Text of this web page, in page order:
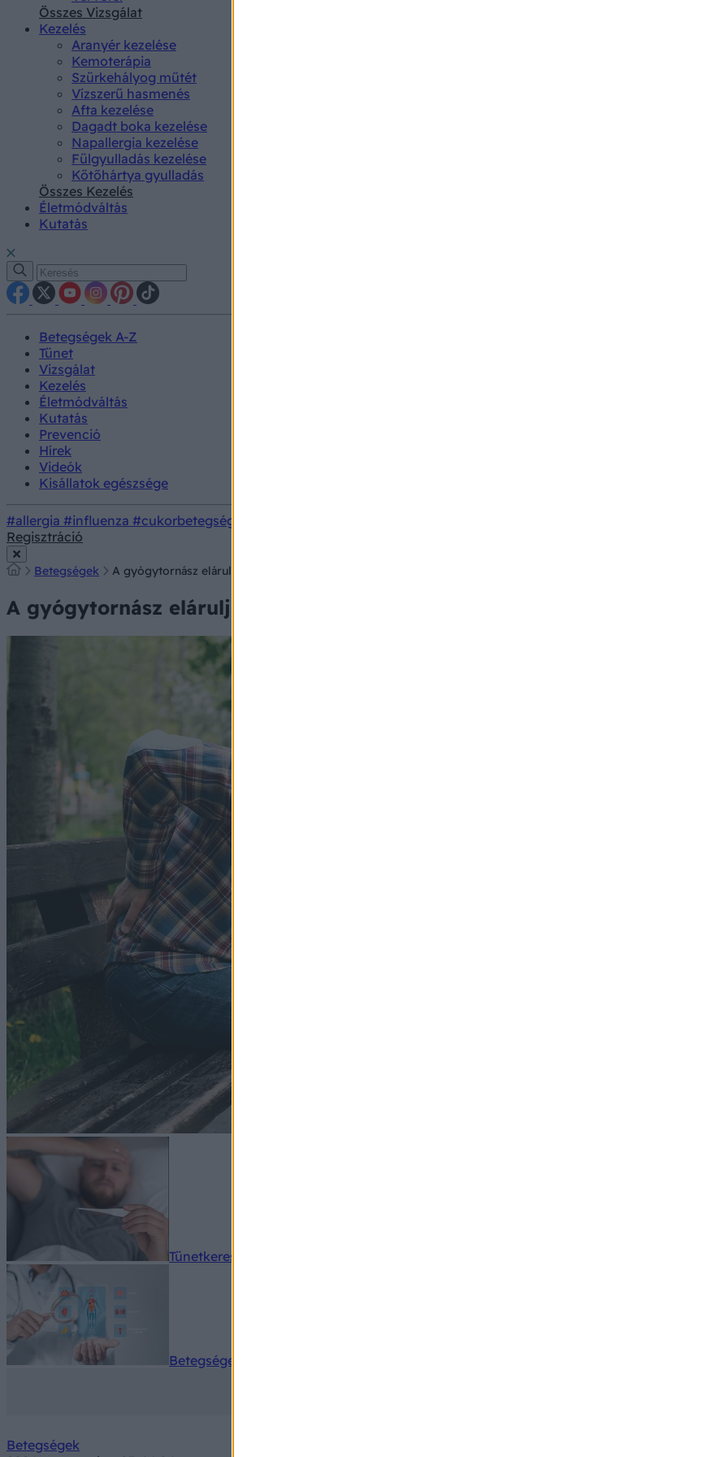
Összes Vizsgálat
Kezelés
Aranyér kezelése
Kemoterápia
Szürkehályog műtét
Vízszerű hasmenés
Afta kezelése
Dagadt boka kezelése
Napallergia kezelése
Fülgyulladás kezelése
Kötőhártya gyulladás
Összes Kezelés
Életmódváltás
Kutatás
Betegségek A-Z
Tünet
Vizsgálat
Kezelés
Életmódváltás
Kutatás
Prevenció
Hírek
Videók
Kisállatok egészsége
#allergia #influenza #cukorbetegség
Regisztráció
Betegségek A gyógytornász elárulja, vajon gyógyulhat-e spontán a gerincsérv
A gyógytornász elárulja, vajon gyógyulhat-e spontán a gerincsérv
Tünetkereső
Betegségek A-Z
Betegségek